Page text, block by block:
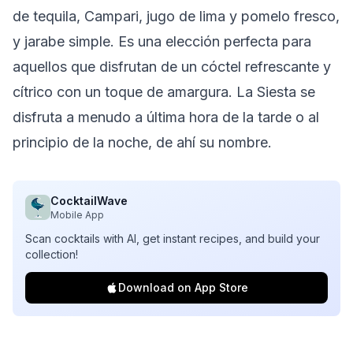
de tequila, Campari, jugo de lima y pomelo fresco,
y jarabe simple. Es una elección perfecta para
aquellos que disfrutan de un cóctel refrescante y
cítrico con un toque de amargura. La Siesta se
disfruta a menudo a última hora de la tarde o al
principio de la noche, de ahí su nombre.
CocktailWave
Mobile App
Scan cocktails with AI, get instant recipes, and build your
collection!
Download on App Store